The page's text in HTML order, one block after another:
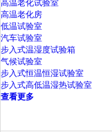
高温老化试验室
高温老化房
低温试验室
汽车试验室
步入式温湿度试验箱
气候试验室
步入式恒温恒湿试验室
步入式高低温湿热试验室
查看更多